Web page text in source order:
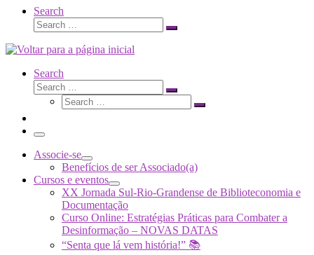
Search
Search
Search
Search
Search
Search
Search
Search
Menu
Associe-se
Benefícios de ser Associado(a)
Cursos e eventos
XX Jornada Sul-Rio-Grandense de Biblioteconomia e
Documentação
Curso Online: Estratégias Práticas para Combater a
Desinformação – NOVAS DATAS
“Senta que lá vem história!” 📚